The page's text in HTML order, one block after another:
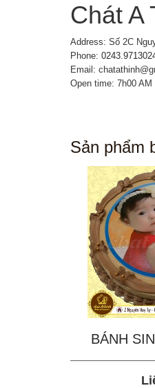
Chát A
Address: Số 2C
Phone:
Email:
Open time: 7h00 AM
Sản phẩm
BÁNH